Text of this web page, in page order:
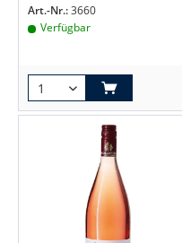
Art.-Nr.:3660
Verfügbar